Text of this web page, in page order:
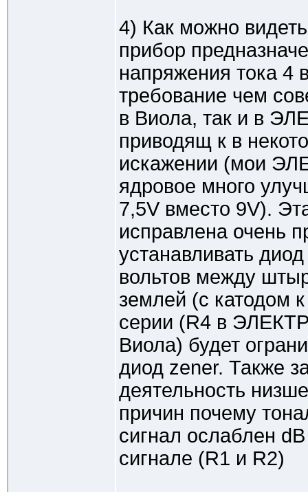
4) Как можно
прибор
напряжения тока 4
требование чем
в Виола, так и в
приводящ к в
искажении (мои
ядровое много
7,5V вместо 9V).
исправлена очень
устанавливать
вольтов между
землей (с катодом
серии (R4 в
Виола) будет
диод zener. Также
деятельность
причин почему
сигнал ослаблен
сигнале (R1 и R2)